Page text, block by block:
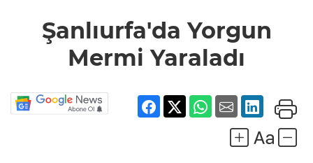
Yaraladı
Şanlıurfa'da Yorgun
Mermi Yaraladı